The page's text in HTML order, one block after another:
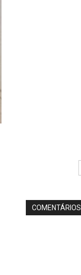
COMENTÁRIOS